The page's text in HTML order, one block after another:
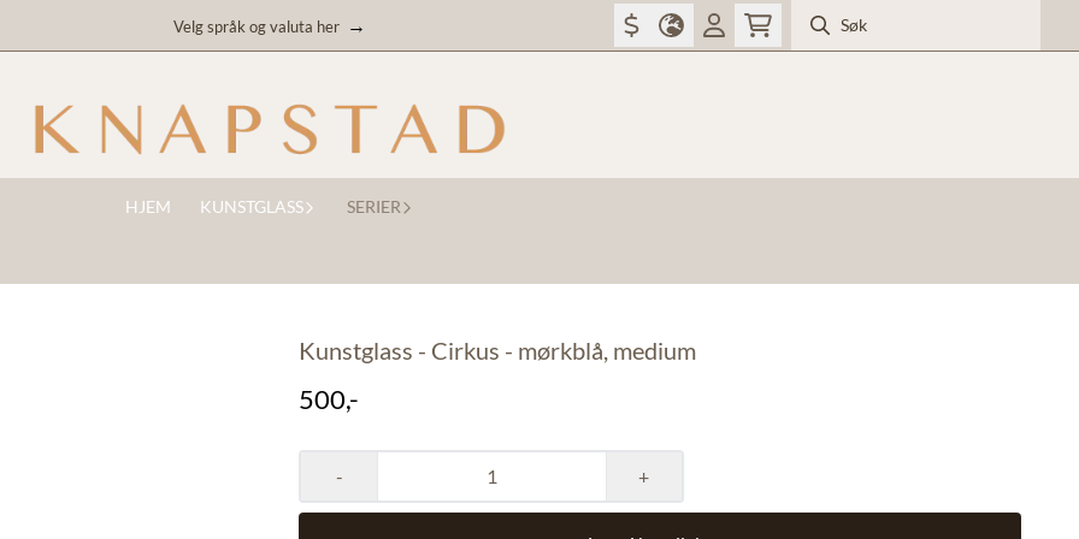
Velg språk og valuta her →
HJEM KUNSTGLASS SERIER
Kunstglass - Cirkus - mørkblå, medium
500,-
- +